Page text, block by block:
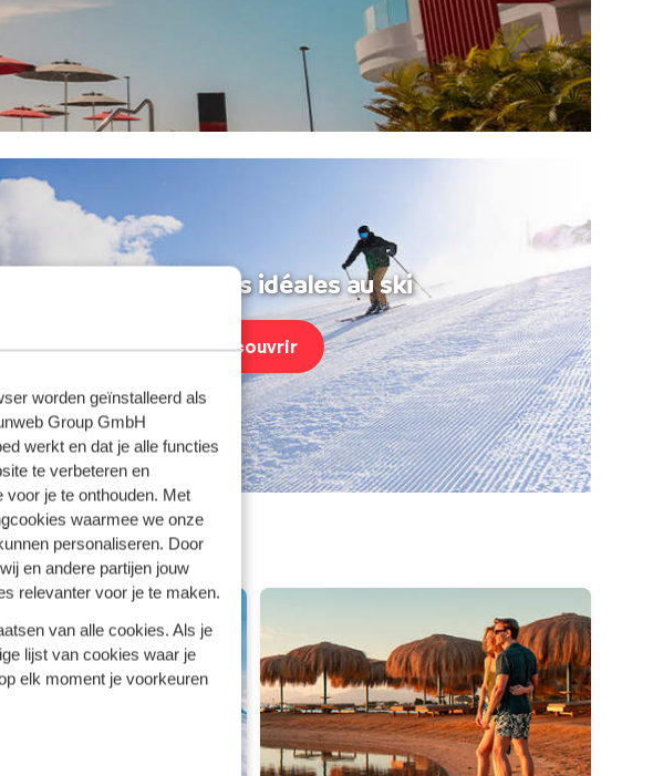
worden geïnstalleerd als
Group GmbH
werkt en dat je alle functies
te verbeteren en
je te onthouden. Met
waarmee we onze
personaliseren. Door
en andere partijen jouw
relevanter voor je te maken.
van alle cookies. Als je
lijst van cookies waar je
elk moment je voorkeuren
Vos vacances idéales au ski
Découvrir